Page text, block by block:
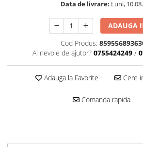
Data de livrare: Luni,
ADAUGA
Cod Produs:
Ai nevoie de ajutor? 0755424249 /
Adauga la Favorite Cere
Comanda rapida